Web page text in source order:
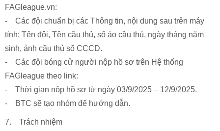
FAGleague.vn:
- Các đội chuẩn bị các Thông tin, nội dung sau trên máy
tính: Tên đội, Tên cầu thủ, số áo cầu thủ, ngày tháng năm
sinh, ảnh cầu thủ số CCCD.
- Các đội bóng cử người nộp hồ sơ trên Hệ thống
FAGleague theo link:
- Thời gian nộp hồ sơ từ ngày 03/9/2025 – 12/9/2025.
- BTC sẽ tạo nhóm để hướng dẫn.
7. Trách nhiệm